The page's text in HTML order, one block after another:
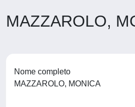
MAZZAROLO,
Nome completo
MAZZAROLO, MONICA